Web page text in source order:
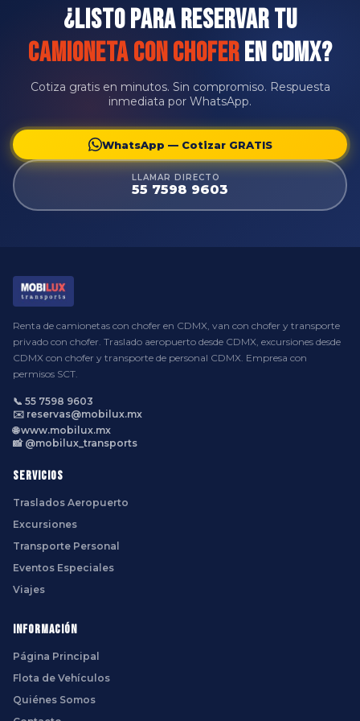
¿Listo para Reservar tu
Camioneta con Choferen CDMX?
Cotiza gratis en minutos. Sin compromiso. Respuesta
inmediata por WhatsApp.
WhatsApp — Cotizar GRATIS
LLAMAR DIRECTO
55 7598 9603
Renta de camionetas con chofer en CDMX, van con chofer y transporte
privado con chofer. Traslado aeropuerto desde CDMX, excursiones desde
CDMX con chofer y transporte de personal CDMX. Empresa con
permisos SCT.
📞 55 7598 9603
✉️ reservas@mobilux.mx
🌐 www.mobilux.mx
📸 @mobilux_transports
Servicios
Traslados Aeropuerto
Excursiones
Transporte Personal
Eventos Especiales
Viajes
Información
Página Principal
Flota de Vehículos
Quiénes Somos